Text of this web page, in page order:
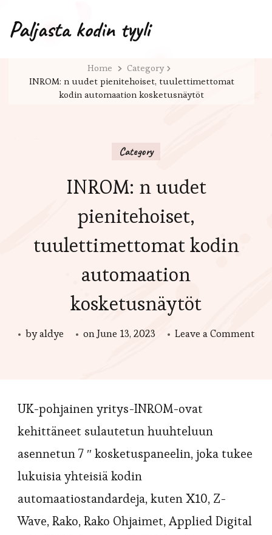
Paljasta kodin tyyli
Home
Category
INROM: n uudet pienitehoiset, tuulettimettomat
kodin automaation kosketusnäytöt
Category
INROM: n uudet
pienitehoiset,
tuulettimettomat kodin
automaation
kosketusnäytöt
byaldye onJune 13, 2023 Leave a Commenton
UK-pohjainen yritys-INROM-ovat
kehittäneet sulautetun huuhteluun
asennetun 7 ″ kosketuspaneelin, joka tukee
lukuisia yhteisiä kodin
automaatiostandardeja, kuten X10, Z-
Wave, Rako, Rako Ohjaimet, Applied Digital